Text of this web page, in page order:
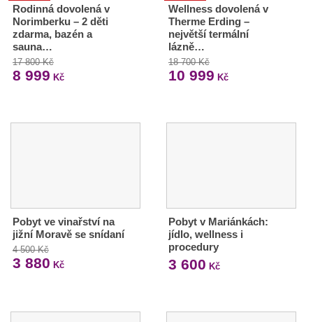
Rodinná dovolená v
Norimberku – 2 děti
zdarma, bazén a
sauna…
17 800 Kč
8 999 Kč
Wellness dovolená v
Therme Erding –
největší termální
lázně…
18 700 Kč
10 999 Kč
Pobyt ve vinařství na
jižní Moravě se snídaní
4 500 Kč
3 880 Kč
Pobyt v Mariánkách:
jídlo, wellness i
procedury
3 600 Kč